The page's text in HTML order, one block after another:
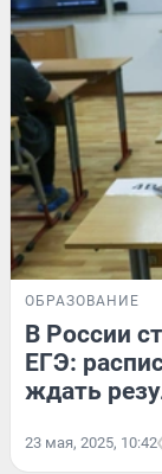
ОБРАЗОВАНИЕ
В России
ЕГЭ:
ждать
23 мая, 2025, 10:42